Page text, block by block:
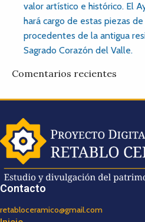
valor artístico e histórico. El
hará cargo de estas piezas
procedentes de la antigua
Sagrado Corazón del Valle.
Comentarios recientes
Contacto
retabloceramico@gmail.com